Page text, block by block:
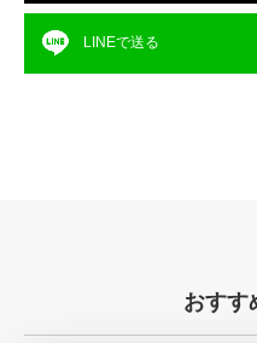
LINEで送る
おすす